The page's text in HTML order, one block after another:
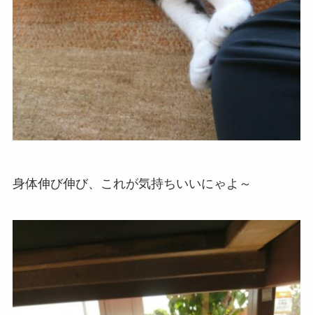
身体伸び伸び、これが気持ちいいにゃよ～